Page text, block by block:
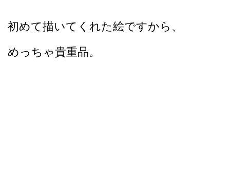
初めて描いてくれた絵ですから、
めっちゃ貴重品。